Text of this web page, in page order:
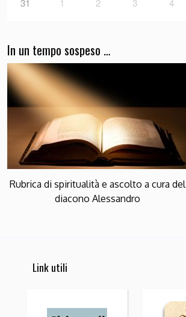
31 1 2 3 4
In un tempo sospeso …
Rubrica di spiritualità e ascolto a cura del
diacono Alessandro
Link utili